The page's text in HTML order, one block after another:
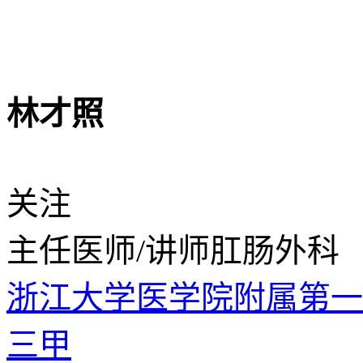
林才照
关注
主任医师/讲师肛肠外科
浙江大学医学院附属第
三甲